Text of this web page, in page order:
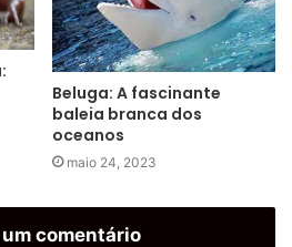
Beluga: A fascinante
baleia branca dos
oceanos
maio 24, 2023
um comentário